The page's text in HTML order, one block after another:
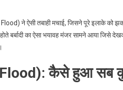
ने ऐसी तबाही मचाई, जिसने पूरे इलाके को
बर्बादी का ऐसा भयावह मंजर सामने आया जिसे
कैसे हुआ सब